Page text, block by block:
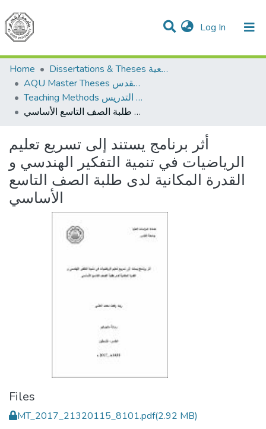
Log In (current)
Communities & Collections
All of DSpace
Home
Dissertations & Theses الرسائل الجامعية
AQU Master Theses الرسائل الجامعية الخاصة بجامعة القدس
Teaching Methods أساليب التدريس
أثر برنامج يستند إلى تسريع تعليم الرياضيات في تنمية التفكير الهندسي و القدرة المكانية لدى طلبة الصف التاسع الأساسي
أثر برنامج يستند إلى تسريع تعليم
الرياضيات في تنمية التفكير الهندسي و
القدرة المكانية لدى طلبة الصف التاسع
الأساسي
Files
MT_2017_21320115_8101.pdf(2.92 MB)